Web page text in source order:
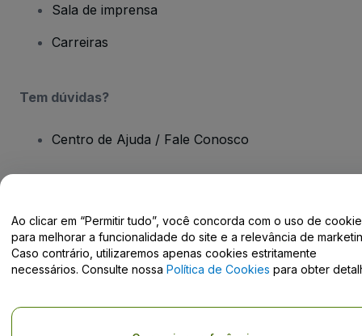
Sala de imprensa
Carreiras
Tem dúvidas?
Centro de Ajuda / Fale Conosco
Direito Autoral © viagogo GmbH 2026 Informação da Empresa
O uso deste site constitui aceitação dosTermos e Condições e da
Política de Privacidade
Não partilhar as minhas informações pessoais/as suas opções de
Ao clicar em “Permitir tudo”, você concorda com o uso de
para melhorar a funcionalidade do site e a relevância de
Caso contrário, utilizaremos apenas cookies estritamente
necessários. Consulte nossa Política de Cookies para obter